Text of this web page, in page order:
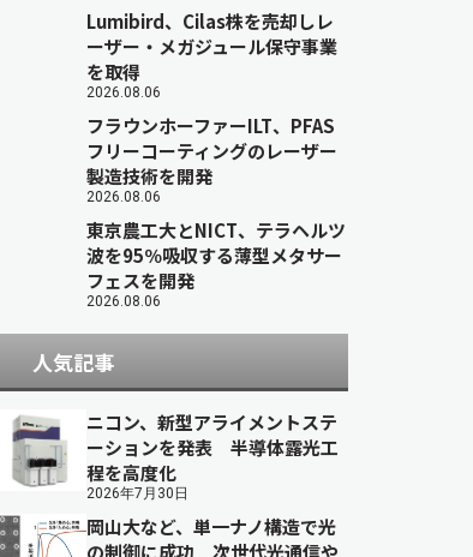
Lumibird、Cilas株を売却しレ
ーザー・メガジュール保守事業
を取得
2026.08.06
フラウンホーファーILT、PFAS
フリーコーティングのレーザー
製造技術を開発
2026.08.06
東京農工大とNICT、テラヘルツ
波を95％吸収する薄型メタサー
フェスを開発
2026.08.06
人気記事
ニコン、新型アライメントステ
ーションを発表 半導体露光工
程を高度化
2026年7月30日
岡山大など、単一ナノ構造で光
の制御に成功 次世代光通信や